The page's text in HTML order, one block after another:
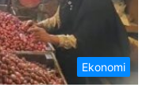
Ekonomi